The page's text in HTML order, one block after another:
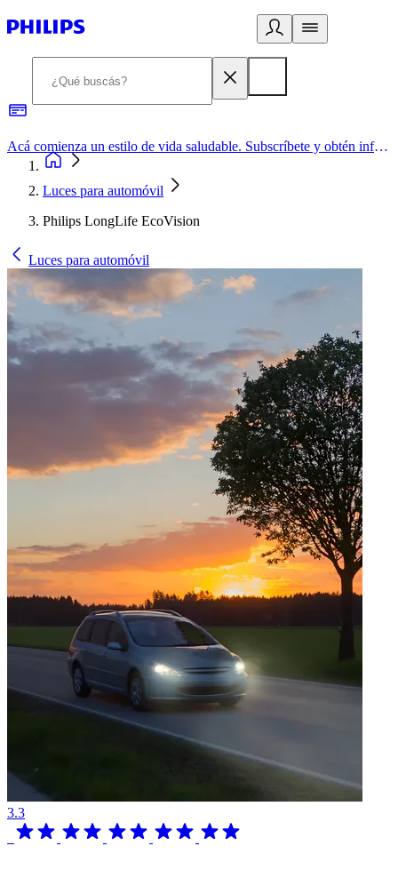
Acá comienza un estilo de vida saludable. Subscríbete y obtén información de primera mano
Luces para automóvil
Philips LongLife EcoVision
Luces para automóvil
3.3